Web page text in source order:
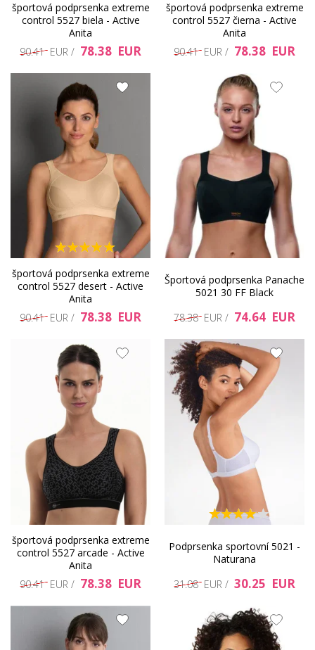
športová podprsenka extreme
control 5527 biela - Active
Anita
90.41 EUR / 78.38 EUR
športová podprsenka extreme
control 5527 čierna - Active
Anita
90.41 EUR / 78.38 EUR
športová podprsenka extreme
control 5527 desert - Active
Anita
90.41 EUR / 78.38 EUR
Športová podprsenka Panache
5021 30 FF Black
78.38 EUR / 74.64 EUR
športová podprsenka extreme
control 5527 arcade - Active
Anita
90.41 EUR / 78.38 EUR
Podprsenka sportovní 5021 -
Naturana
31.08 EUR / 30.25 EUR